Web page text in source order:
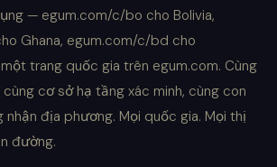
— egum.com/c/bo cho Bolivia,
Ghana, egum.com/c/bd cho
trang quốc gia trên egum.com. Cùng
cùng cơ sở hạ tầng xác minh, cùng con
địa phương. Mọi quốc gia. Mọi thị
đường.